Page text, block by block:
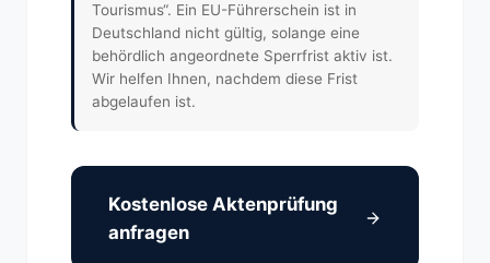
Tourismus“. Ein EU-Führerschein ist in
Deutschland nicht gültig, solange eine
behördlich angeordnete Sperrfrist aktiv ist.
Wir helfen Ihnen, nachdem diese Frist
abgelaufen ist.
Kostenlose Aktenprüfung
anfragen